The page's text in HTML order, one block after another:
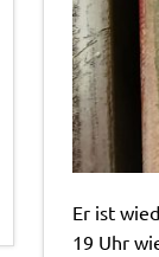
Er ist
19 Uhr